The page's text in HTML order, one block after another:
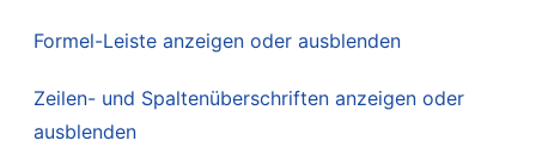
Formel-Leiste anzeigen oder ausblenden
Zeilen- und Spaltenüberschriften anzeigen oder
ausblenden